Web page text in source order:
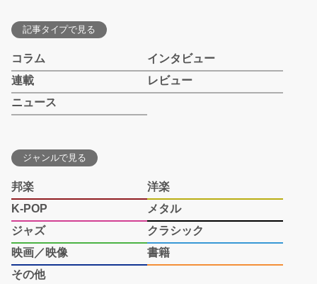
記事タイプで見る
コラム
インタビュー
連載
レビュー
ニュース
ジャンルで見る
邦楽
洋楽
K-POP
メタル
ジャズ
クラシック
映画／映像
書籍
その他